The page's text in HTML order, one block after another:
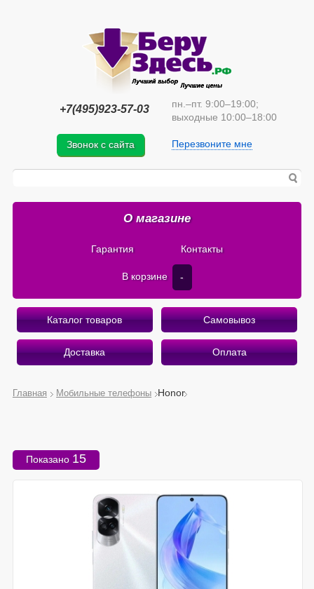
пн.–пт. 9:00–19:00;
выходные 10:00–18:00
+7(495)923-57-03
Звонок с сайта Перезвоните мне
О магазине
Гарантия Контакты
В корзине -
Каталог товаров Самовывоз
Доставка Оплата
Главная Мобильные телефоны Honor
Приветствуем Вас на страницах интернет-магазина
«Беру Здесь».
Рады предложить вам лучшее, что есть на рынке
мобильной электроники!
Почему «Беру Здесь»?
Экономим ваше время и деньги
Оказываем профессиональные услуги
Показано 15